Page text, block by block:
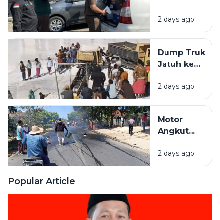
PUPR
Pamekasan,
Terkait
Proyek
Miliar.
2 days ago
Dump Truk
Jatuh ke
Galian C di
Pamekasan,
Selamat
2 days ago
Motor
Angkut
BBM
Terbakar
2 days ago
Popular Article